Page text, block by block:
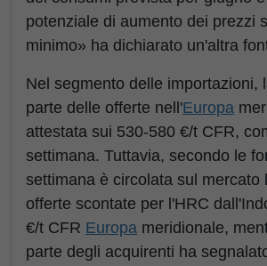
potenziale di aumento dei prezzi
minimo» ha dichiarato un'altra
Nel segmento delle importazioni,
parte delle offerte nell'Europa
attestata sui 530-580 €/t CFR,
settimana. Tuttavia, secondo le
settimana è circolata sul mercato
offerte scontate per l'HRC
€/t CFR Europa meridionale,
parte degli acquirenti ha